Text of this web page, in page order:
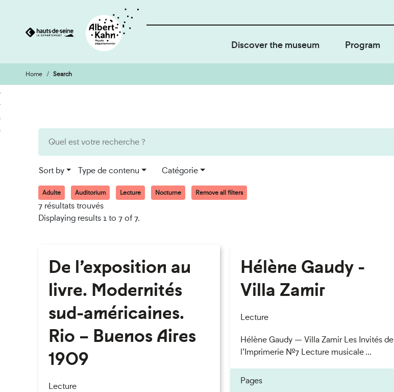
Go
to
content
Go
to
search
engine
Discover the museum Program
Home Search
Sort by Type de contenu Catégorie
Adulte Auditorium Lecture Nocturne Remove all filters
7 résultats trouvés
Displaying results 1 to 7 of 7.
De l’exposition au
livre. Modernités
sud-américaines.
Rio – Buenos Aires
1909
Lecture
Hélène Gaudy -
Villa Zamir
Lecture
Hélène Gaudy — Villa Zamir Les Invités de
l’Imprimerie n°7 Lecture musicale ...
Pages
Cookies management panel